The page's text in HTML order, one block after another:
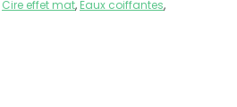
Cire effet mat, Eaux coiffantes,